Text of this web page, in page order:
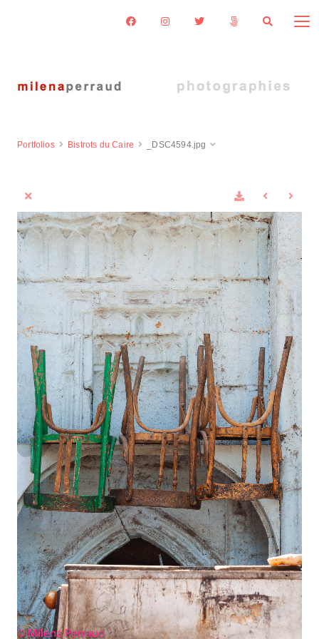
Portfolios Bistrots du Caire _DSC4594.jpg